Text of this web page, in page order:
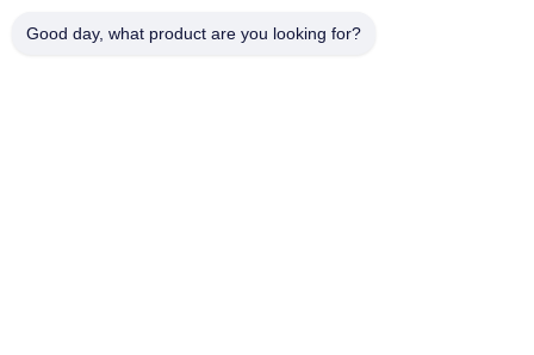
Good day, what product are you looking for?